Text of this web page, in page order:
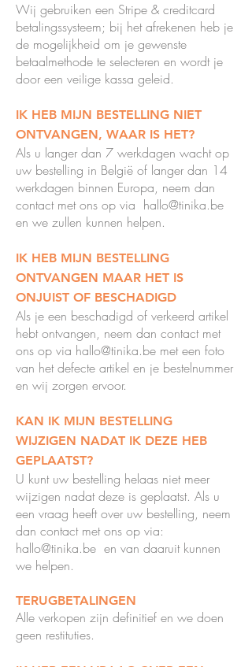
Wij gebruiken een Stripe & creditcard
betalingssysteem; bij het afrekenen heb je
de mogelijkheid om je gewenste
betaalmethode te selecteren en wordt je
door een veilige kassa geleid.
IK HEB MIJN BESTELLING NIET
ONTVANGEN, WAAR IS HET?
Als u langer dan 7 werkdagen wacht op
uw bestelling in België of langer dan 14
werkdagen binnen Europa, neem dan
contact met ons op via hallo@tinika.be
en we zullen kunnen helpen.
IK HEB MIJN BESTELLING
ONTVANGEN MAAR HET IS
ONJUIST OF BESCHADIGD
Als je een beschadigd of verkeerd artikel
hebt ontvangen, neem dan contact met
ons op via hallo@tinika.be met een foto
van het defecte artikel en je bestelnummer
en wij zorgen ervoor.
KAN IK MIJN BESTELLING
WIJZIGEN NADAT IK DEZE HEB
GEPLAATST?
U kunt uw bestelling helaas niet meer
wijzigen nadat deze is geplaatst. Als u
een vraag heeft over uw bestelling, neem
dan contact met ons op via:
hallo@tinika.be en van daaruit kunnen
we helpen.
TERUGBETALINGEN
Alle verkopen zijn definitief en we doen
geen restituties.